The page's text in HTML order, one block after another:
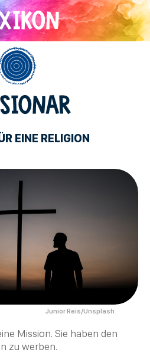
EINE RELIGION
Junior Reis/Unsplash
Mission. Sie haben den
zu werben.